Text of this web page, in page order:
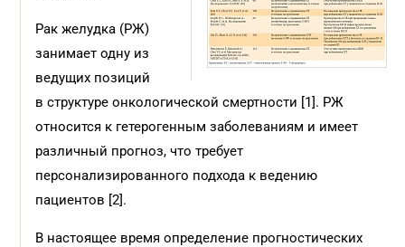
Рак желудка (РЖ)
занимает одну из
ведущих позиций
в структуре онкологической смертности [1]. РЖ
относится к гетерогенным заболеваниям и имеет
различный прогноз, что требует
персонализированного подхода к ведению
пациентов [2].
В настоящее время определение прогностических